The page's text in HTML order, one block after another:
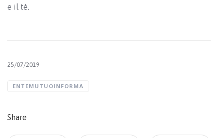
e il té.
25/07/2019
ENTEMUTUOINFORMA
Share